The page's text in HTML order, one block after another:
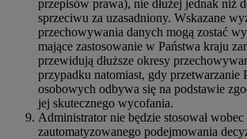
przepisów prawa), nie dłużej jednak niż
sprzeciwu za uzasadniony. Wskazane
przechowywania danych mogą zostać
mające zastosowanie w Państwa kraju
przewidują dłuższe okresy
przypadku natomiast, gdy przetwarzanie
osobowych odbywa się na podstawie
jej skutecznego wycofania.
Administrator nie będzie stosował wobec
zautomatyzowanego podejmowania